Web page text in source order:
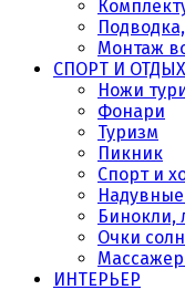
Монтаж
СПОРТ И ОТДЫХ
Ножи
Фонари
Туризм
Пикник
Спорт и
Бинокли,
Очки
ИНТЕРЬЕР